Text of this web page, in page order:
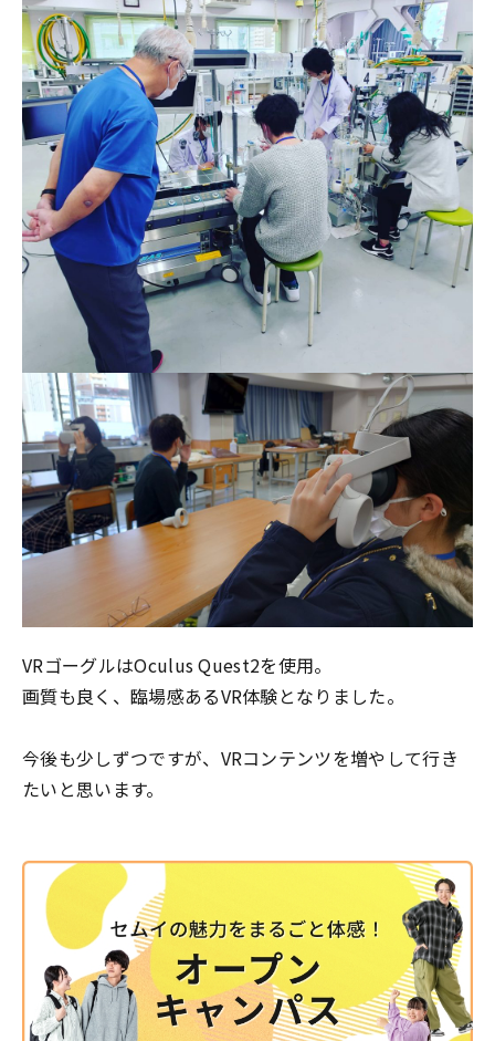
VRゴーグルはOculus Quest2を使用。
画質も良く、臨場感あるVR体験となりました。
今後も少しずつですが、VRコンテンツを増やして行き
たいと思います。